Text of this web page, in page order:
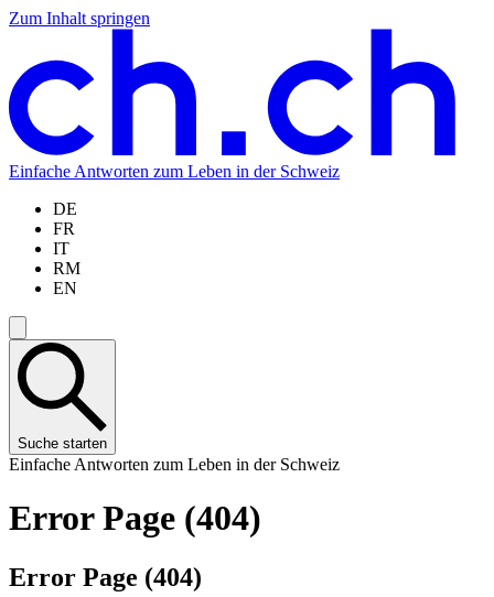
Zum Inhalt springen
Zum
springen
Zur
springen
Zur
springen
Zur
springen
Einfache Antworten zum Leben in der Schweiz
DE
FR
IT
RM
EN
Suche starten
Einfache Antworten zum Leben in der Schweiz
Error Page (404)
Error Page (404)